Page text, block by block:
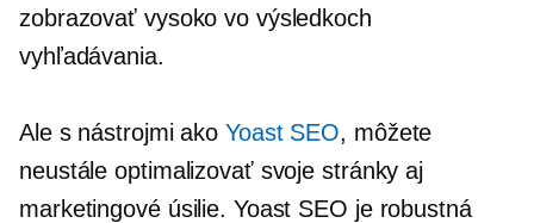
zobrazovať vysoko vo výsledkoch
vyhľadávania.
Ale s nástrojmi ako Yoast SEO, môžete
neustále optimalizovať svoje stránky aj
marketingové úsilie. Yoast SEO je robustná